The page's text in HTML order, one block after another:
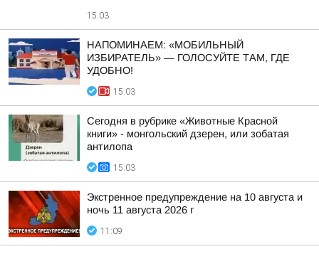
15:03
НАПОМИНАЕМ: «МОБИЛЬНЫЙ
ИЗБИРАТЕЛЬ» — ГОЛОСУЙТЕ ТАМ, ГДЕ
УДОБНО!
15:03
Сегодня в рубрике «Животные Красной
книги» - монгольский дзерен, или зобатая
антилопа
15:03
Экстренное предупреждение на 10 августа и
ночь 11 августа 2026 г
11:09